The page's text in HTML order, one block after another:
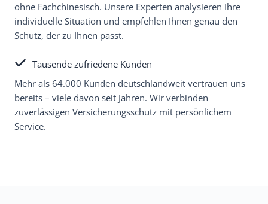
ohne Fachchinesisch. Unsere Experten analysieren Ihre
individuelle Situation und empfehlen Ihnen genau den
Schutz, der zu Ihnen passt.
Tausende zufriedene Kunden
Mehr als 64.000 Kunden deutschlandweit vertrauen uns
bereits – viele davon seit Jahren. Wir verbinden
zuverlässigen Versicherungsschutz mit persönlichem
Service.